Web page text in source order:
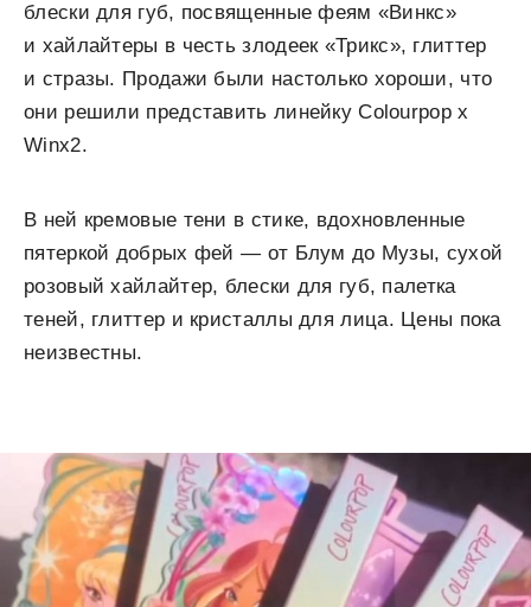
блески для губ, посвященные феям «Винкс»
и хайлайтеры в честь злодеек «Трикс», глиттер
и стразы. Продажи были настолько хороши, что
они решили представить линейку Colourpop x
Winx2.
В ней кремовые тени в стике, вдохновленные
пятеркой добрых фей — от Блум до Музы, сухой
розовый хайлайтер, блески для губ, палетка
теней, глиттер и кристаллы для лица. Цены пока
неизвестны.